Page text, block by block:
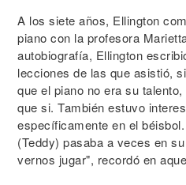
A los siete años, Ellington
piano con la profesora
autobiografía, Ellington
lecciones de las que asistió,
que el piano no era su
que si. También estuvo
específicamente en el
(Teddy) pasaba a veces en
vernos jugar", recordó en